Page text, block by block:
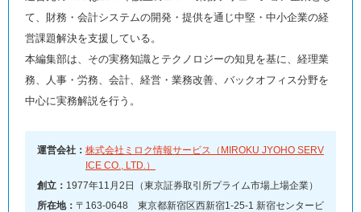
て、財務・会計システムの開発・提供を通じ中堅・中小企業の経
営課題解決を支援している。
本編集部は、その実務知識とテクノロジーの知見を基に、経理業
務、人事・労務、会計、経営・業務改善、バックオフィス分野を
中心に実務解説を行う。
運営会社： 株式会社ミロク情報サービス（MIROKU JYOHO SERV
ICE CO., LTD.）
創立： 1977年11月2日（東京証券取引所プライム市場上場企業）
所在地： 〒163-0648 東京都新宿区西新宿1-25-1 新宿センタービ